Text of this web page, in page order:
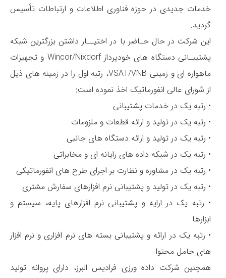
خدمات جدیدی در حوزه فناوری اطلاعات و ارتباطات تأسیس
گردید.
این شرکت در حال حـاضر با در اختیــار داشتن بزرگترین شبکه
پشتیبـانی دستگاه های خودپرداز Wincor/Nixdorf و تجهیزات
ماهواره ای و زمینی VSAT/VNB، رتبه اول را در زمینه های ذیل
از شورای عالی انفورماتیک اخذ نموده است:
• رتبه یک در خدمات پشتیبانی
• رتبه یک در تولید و ارائه قطعات و ملزومات
• رتبه یک در تولید و ارائه دستگاه های جانبی
• رتبه یک در شبکه داده های رایانه ای و مخابراتی
• رتبه یک در مشاوره و نظارت بر اجرای طرح های انفورماتیکی
• رتبه یک در تولید و پشتیبانی نرم افزارهای سفارش مشتری
• رتبه یک در ارایه و پشتیبانی نرم افزارهای پایه، سیستم و
ابزارها
• رتبه یک در ارائه و پشتیبانی بسته های نرم افزاری و نرم افزار
های حامل محتوا
همچنین شرکت داده ورزی فرادیس البرز، دارای پروانه تولید